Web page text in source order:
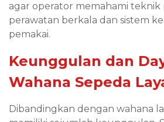
agar operator memahami teknik
perawatan berkala dan sistem
pemakai.
Keunggulan dan
Wahana Sepeda
Dibandingkan dengan wahana